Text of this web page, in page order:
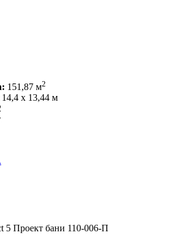
151,87 м2
14,4 x 13,44 м
5 Проект бани 110-006-П